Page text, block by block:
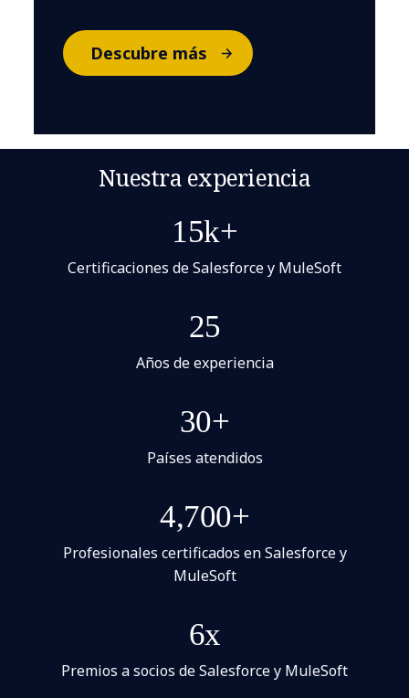
Descubre más
Nuestra experiencia
15k+
Certificaciones de Salesforce y MuleSoft
25
Años de experiencia
30+
Países atendidos
4,700+
Profesionales certificados en Salesforce y
MuleSoft
6x
Premios a socios de Salesforce y MuleSoft